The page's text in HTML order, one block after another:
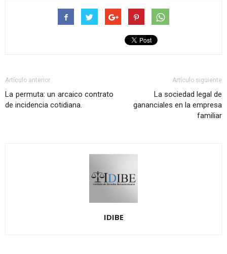
Artículo anterior
La permuta: un arcaico contrato
de incidencia cotidiana.
Artículo siguiente
La sociedad legal de
gananciales en la empresa
familiar
IDIBE